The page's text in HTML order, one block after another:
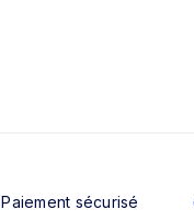
Paiement sécurisé